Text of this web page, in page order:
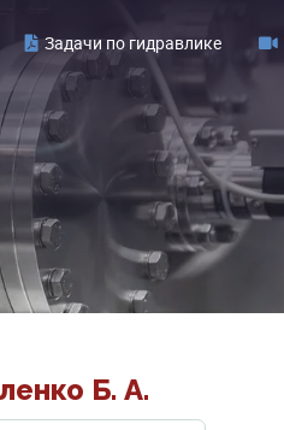
Задачи по гидравлике
Б. А.